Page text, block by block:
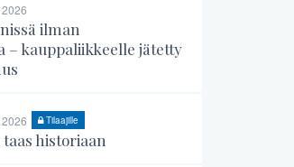
ilman
– kauppaliikkeelle jätetty
Tilaajille
historiaan